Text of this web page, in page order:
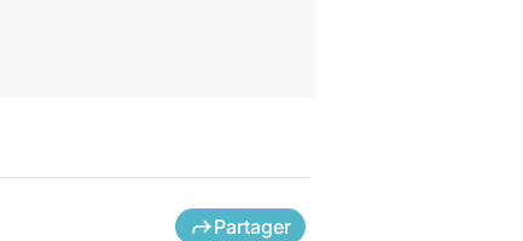
Partager